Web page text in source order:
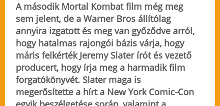
fuggetlen
2025. október 12.
439
A második Mortal Kombat film még meg
sem jelent, de a Warner Bros állítólag
annyira izgatott és meg van győződve arról,
hogy hatalmas rajongói bázis várja, hogy
máris felkérték Jeremy Slater írót és vezető
producert, hogy írja meg a harmadik film
forgatókönyvét. Slater maga is
megerősítette a hírt a New York Comic-Con